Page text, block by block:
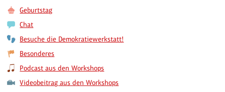
Geburtstag
Chat
Besuche die Demokratiewerkstatt!
Besonderes
Podcast aus den Workshops
Videobeitrag aus den Workshops